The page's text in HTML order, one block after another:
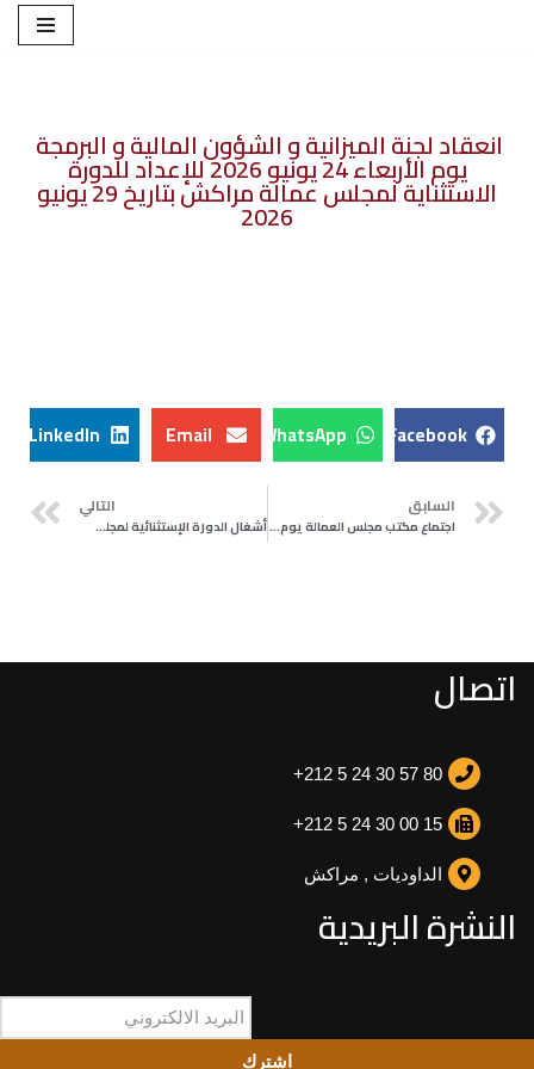
انعقاد لجنة الميزانية و الشؤون المالية و البرمجة ​
يوم الأربعاء 24 يونيو 2026 للإعداد للدورة
الاستثناية لمجلس عمالة مراكش بتاريخ 29 يونيو
2026
Facebook
WhatsApp
Email
LinkedIn
السابق
اجتماع مكتب مجلس العمالة يوم الثلاثاء 23 يونيو 2026 للإعداد للدورة الاستثناية لمجلس عمالة مراكش بتاريخ 29 يونيو 2026
التالي
أشغال الدورة الإستثنائية لمجلس عمالة مراكش المنعقدة يوم الثنين 29 يونيو 2026
اتصال
+212 5 24 30 57 80
+212 5 24 30 00 15
الداوديات , مراكش
النشرة البريدية
اشترك